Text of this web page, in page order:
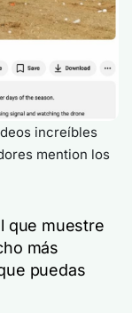
increíbles
mention los
que muestre
más
puedas